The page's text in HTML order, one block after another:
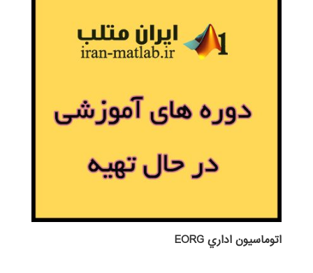
اتوماسيون اداري EORG